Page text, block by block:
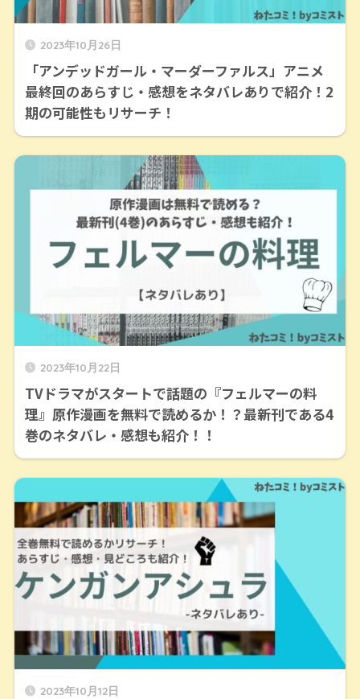
2023年10月26日
「アンデッドガール・マーダーファルス」アニメ
最終回のあらすじ・感想をネタバレありで紹介！2
期の可能性もリサーチ！
2023年10月22日
TVドラマがスタートで話題の『フェルマーの料
理』原作漫画を無料で読めるか！？最新刊である4
巻のネタバレ・感想も紹介！！
2023年10月12日